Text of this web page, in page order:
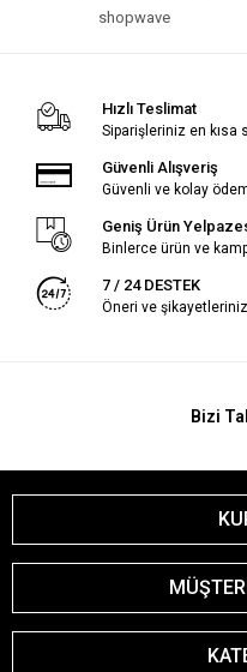
shopwave
Hızlı Teslimat
Siparişleriniz en kısa
Güvenli Alışveriş
Güvenli ve kolay
Geniş Ürün
Binlerce ürün ve
7 / 24 DESTEK
Öneri ve
Bizi